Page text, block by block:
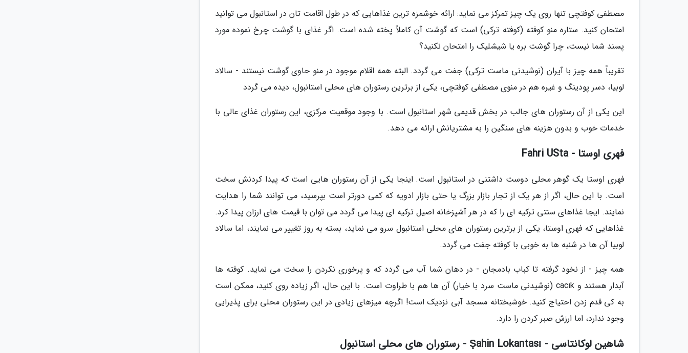
مصطفی کوفتچی تنها روی یک چیز تمرکز می نماید: ارائه خوشمزه ترین غذاهایی که در طول اقامت تان در استانبول می توانید
امتحان کنید. ستاره منو کوفته (کوفته ترکی) است که گوشت آن کاملاً پخته شده است. اگر غذای با گوشت چرخ نموده مورد
پسند شما نیست، چرا گوشت بره یا شیشلیک را امتحان نکنید؟
تقریباً همه چیز با آیران (نوشیدنی ماست ترکی) جفت می گردد. البته همه اقلام موجود در منو حاوی گوشت نیستند - سالاد
لوبیا، دسر پودینگ و غیره هم در منوی مصطفی کوفتچی، یکی از برترین رستوران های محلی استانبول، دیده می گردد
این یکی از آن رستوران های جالب در بخش قدیمی شهر استانبول است. با وجود موقعیت مرکزی، این رستوران غذای عالی با
خدمات خوب و بدون هزینه های سنگین را به مشتریانش ارائه می دهد.
فهری اوستا - Fahri USta
فهری اوستا یک گوهر محلی دوست داشتنی در استانبول است. اینجا یکی از آن رستوران هایی است که پیدا کردنش سخت
است. با این حال، اگر از هر یک از تجار بازار بزرگ یا حتی بازار ادویه که کمی دورتر است بپرسید، می توانند شما را هدایت
نمایند. ایجا غذاهای سنتی ترکیه ای را که در هر آشپزخانه اصیل ترکیه ای پیدا می گردد می توان با قیمت های ارزان پیدا کرد.
غذاهایی که فهری اوستا، یکی از برترین رستوران های محلی استانبول سرو می نماید، بسته به روز تغییر می نمایند، اما سالاد
لوبیا آن ها در شنبه ها به خوبی با کوفته جفت می گردد.
همه چیز - از نخود گرفته تا کباب بادمجان - در دهان شما آب می گردد که و پرخوری نکردن را سخت می نماید. کوفته ها
آبدار هستند و cacık (نوشیدنی ماست سرد با خیار) آن ها هم با طراوت است. با این حال، اگر زیاده روی کنید، ممکن است
به کی قدم زدن احتیاج کنید. خوشبختانه مسجد آبی نزدیک است! اگرچه میزهای زیادی در این رستوران محلی برای پذیرایی
وجود ندارد، اما ارزش صبر کردن را دارد.
شاهین لوکانتاسی - Şahin Lokantası - رستوران های محلی استانبول